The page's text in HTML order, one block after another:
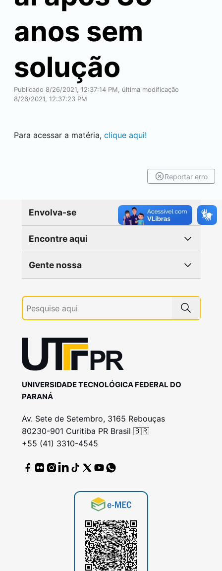
anos sem
solução
Publicado 8/26/2021, 12:37:14 PM, última modificação
8/26/2021, 12:37:23 PM
Para acessar a matéria, clique aqui!
Reportar erro
Envolva-se
Encontre aqui
Gente nossa
UNIVERSIDADE TECNOLÓGICA FEDERAL DO
PARANÁ
Av. Sete de Setembro, 3165 Rebouças
80230-901 Curitiba PR Brasil 🇧🇷
+55 (41) 3310-4545